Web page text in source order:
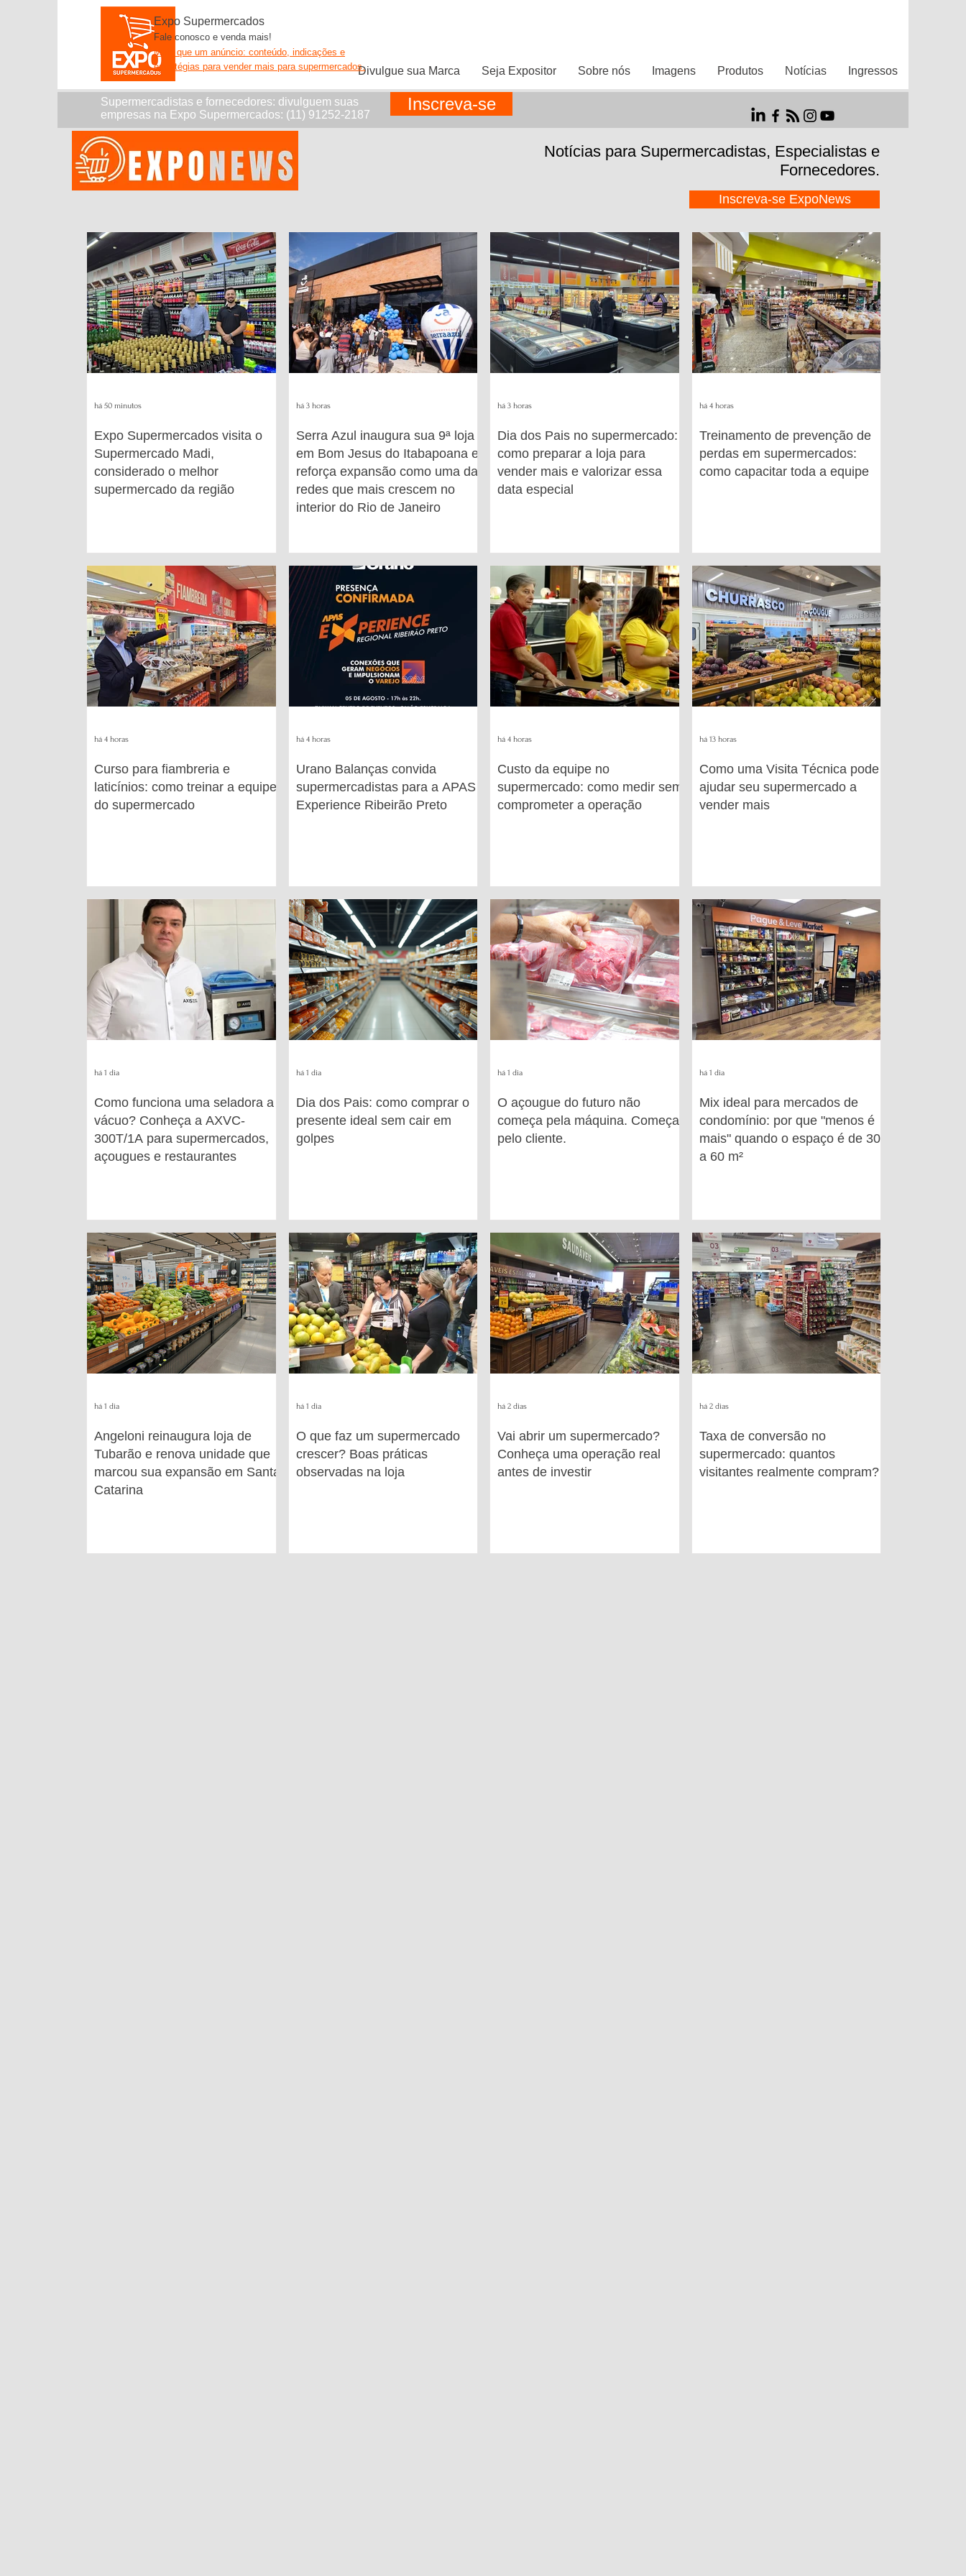
Divulgue sua Marca Seja Expositor Sobre nós Imagens Produtos Notícias Ingressos
Expo Supermercados
Fale conosco e venda mais!
Mais que um anúncio: conteúdo, indicações e
estratégias para vender mais para supermercados.
Supermercadistas e fornecedores: divulguem suas
empresas na Expo Supermercados: (11) 91252-2187
Inscreva-se
Notícias para Supermercadistas, Especialistas e
Fornecedores.
Inscreva-se ExpoNews
Expo Supermercados visita o
Supermercado Madi,
considerado o melhor
supermercado da região
há 50 minutos
Serra Azul inaugura sua 9ª loja
em Bom Jesus do Itabapoana e
reforça expansão como uma das
redes que mais crescem no
interior do Rio de Janeiro
há 3 horas
Dia dos Pais no supermercado:
como preparar a loja para
vender mais e valorizar essa
data especial
há 3 horas
Treinamento de prevenção de
perdas em supermercados:
como capacitar toda a equipe
há 4 horas
Curso para fiambreria e
laticínios: como treinar a equipe
do supermercado
há 4 horas
Urano Balanças convida
supermercadistas para a APAS
Experience Ribeirão Preto
há 4 horas
Custo da equipe no
supermercado: como medir sem
comprometer a operação
há 4 horas
Como uma Visita Técnica pode
ajudar seu supermercado a
vender mais
há 13 horas
Como funciona uma seladora a
vácuo? Conheça a AXVC-
300T/1A para supermercados,
açougues e restaurantes
há 1 dia
Dia dos Pais: como comprar o
presente ideal sem cair em
golpes
há 1 dia
O açougue do futuro não
começa pela máquina. Começa
pelo cliente.
há 1 dia
Mix ideal para mercados de
condomínio: por que "menos é
mais" quando o espaço é de 30
a 60 m²
há 1 dia
Angeloni reinaugura loja de
Tubarão e renova unidade que
marcou sua expansão em Santa
Catarina
há 1 dia
O que faz um supermercado
crescer? Boas práticas
observadas na loja
há 1 dia
Vai abrir um supermercado?
Conheça uma operação real
antes de investir
há 2 dias
Taxa de conversão no
supermercado: quantos
visitantes realmente compram?
há 2 dias